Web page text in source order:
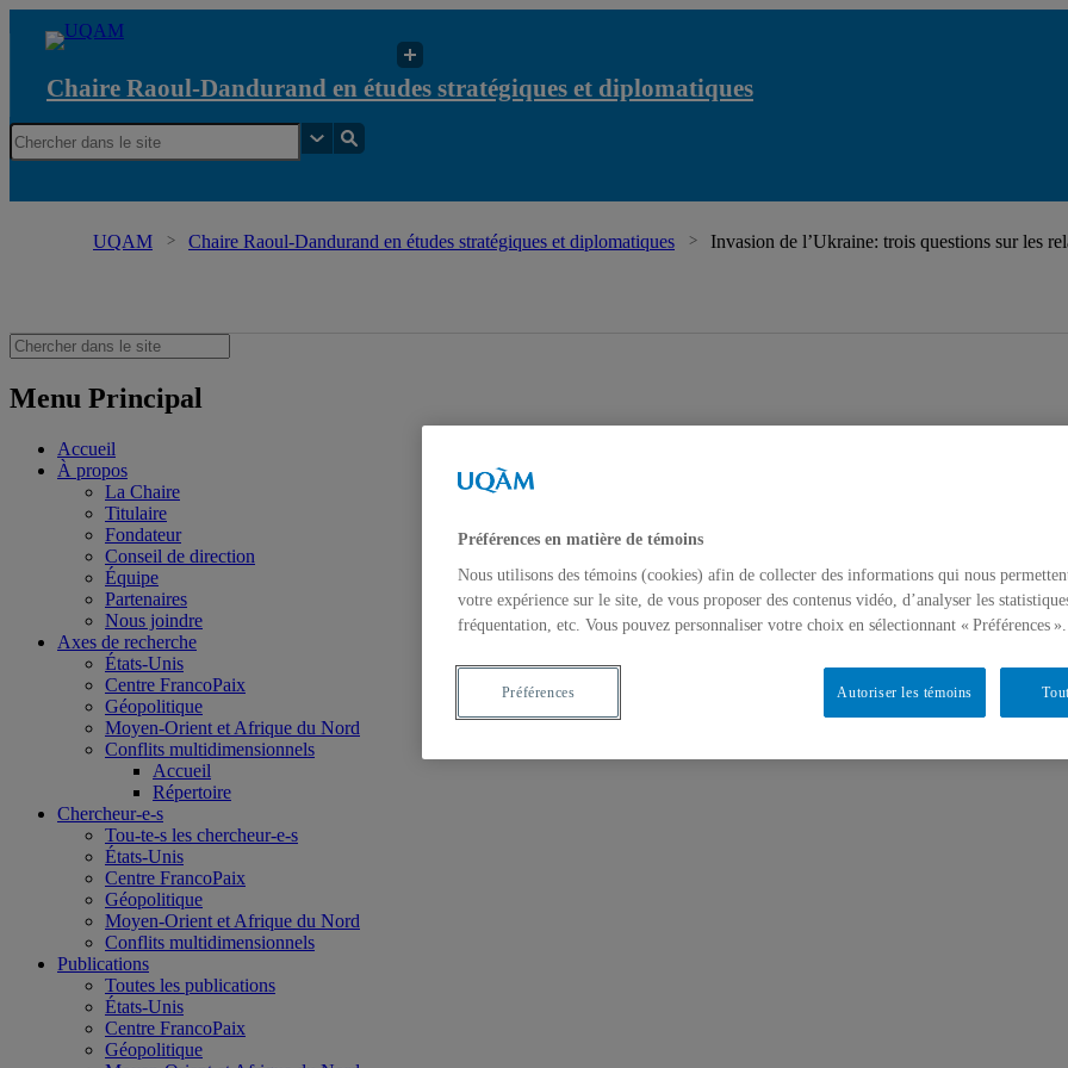
Chaire Raoul-Dandurand en études stratégiques et diplomatiques
UQAM Chaire Raoul-Dandurand en études stratégiques et diplomatiques Invasion de l’Ukraine: trois questions sur les
Menu Principal
Accueil
À propos
La Chaire
Titulaire
Fondateur
Conseil de direction
Équipe
Partenaires
Nous joindre
Axes de recherche
États-Unis
Centre FrancoPaix
Géopolitique
Moyen-Orient et Afrique du Nord
Conflits multidimensionnels
Accueil
Répertoire
Chercheur-e-s
Tou-te-s les chercheur-e-s
États-Unis
Centre FrancoPaix
Géopolitique
Moyen-Orient et Afrique du Nord
Conflits multidimensionnels
Publications
Toutes les publications
États-Unis
Centre FrancoPaix
Géopolitique
Préférences en matière de témoins
Nous utilisons des témoins (cookies) afin de collecter des informations qui nous
votre expérience sur le site, de vous proposer des contenus vidéo, d’analyser les
fréquentation, etc. Vous pouvez personnaliser votre choix en sélectionnant « Préférences ».
Autoriser les témoins
Préférences